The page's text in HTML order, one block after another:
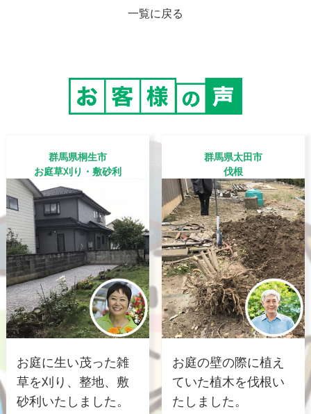
一覧に戻る
群馬県桐生市
お庭草刈り・敷砂利
お庭に生い茂った雑
草を刈り、整地、敷
砂利いたしました。
群馬県太田市
伐根
お庭の壁の際に植え
ていた植木を伐根い
たしました。